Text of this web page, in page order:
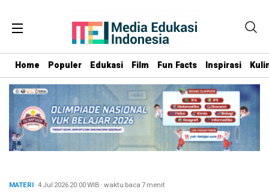
Home Populer Edukasi Film Fun Facts Inspirasi
MATERI· 4 Jul 202620:00WIB ·waktu baca 7 menit